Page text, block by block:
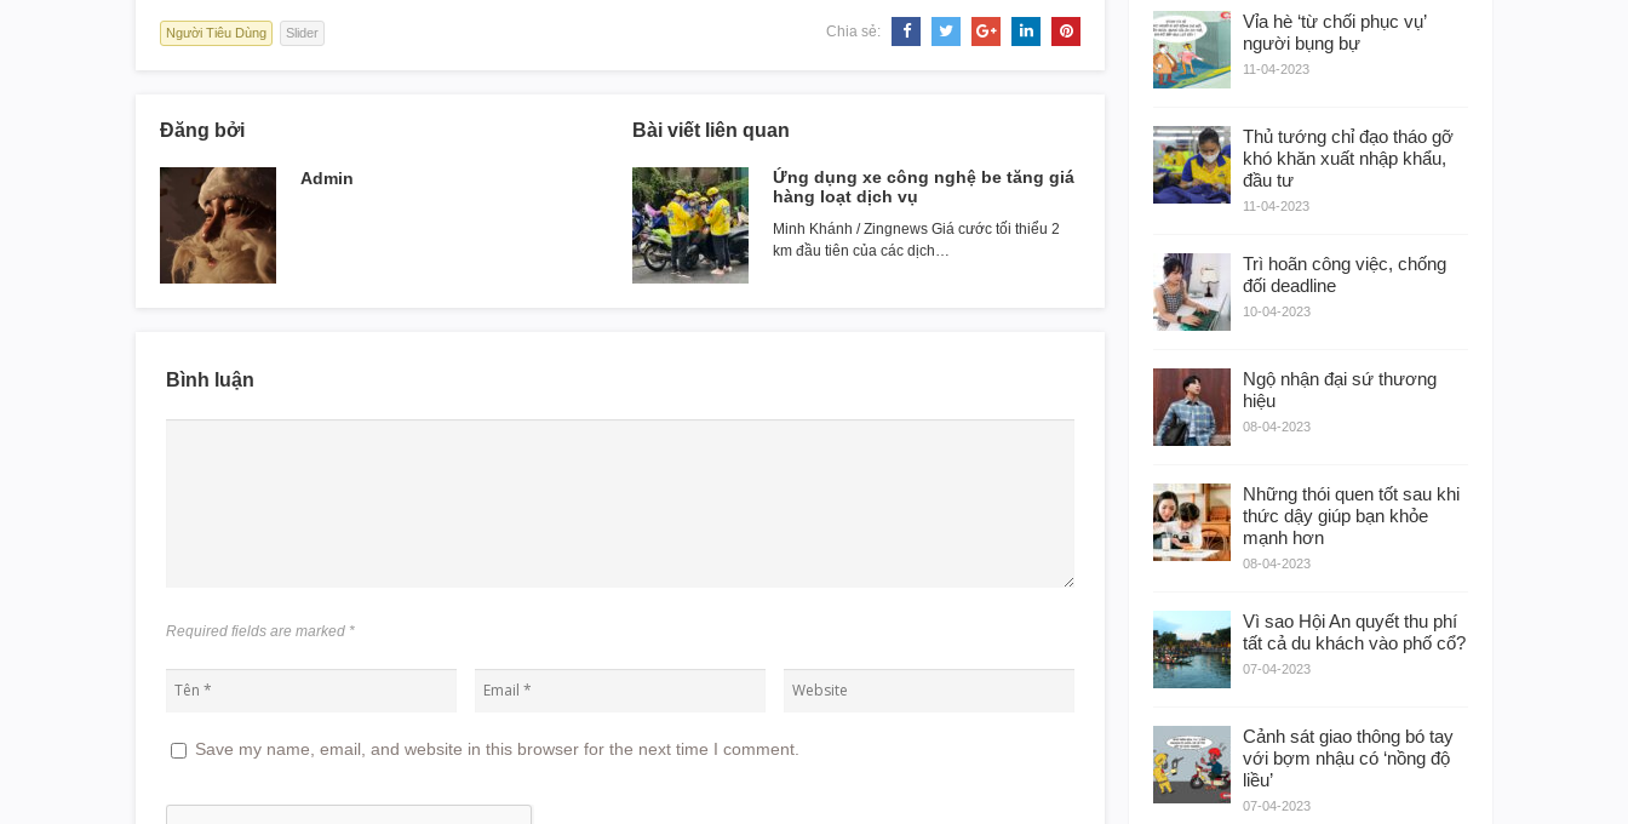
Người Tiêu Dùng Slider Chia sẻ:
Đăng bởi
Admin
Bài viết liên quan
Ứng dụng xe công nghệ be tăng giá
hàng loạt dịch vụ
Minh Khánh / Zingnews Giá cước tối thiểu 2
km đầu tiên của các dịch…
Bình luận
Required fields are marked *
Save my name, email, and website in this browser for the next time I comment.
Vỉa hè ‘từ chối phục vụ’
người bụng bự
11-04-2023
Thủ tướng chỉ đạo tháo gỡ
khó khăn xuất nhập khẩu,
đầu tư
11-04-2023
Trì hoãn công việc, chống
đối deadline
10-04-2023
Ngộ nhận đại sứ thương
hiệu
08-04-2023
Những thói quen tốt sau khi
thức dậy giúp bạn khỏe
mạnh hơn
08-04-2023
Vì sao Hội An quyết thu phí
tất cả du khách vào phố cổ?
07-04-2023
Cảnh sát giao thông bó tay
với bợm nhậu có ‘nồng độ
liều’
07-04-2023